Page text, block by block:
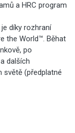
a HRC program
díky rozhraní
the World™. Běhat
po
dalších
světě (předplatné